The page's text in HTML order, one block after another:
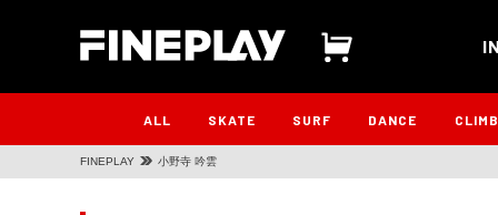
ALL SKATE SURF DANCE CLIMB
FINEPLAY 小野寺 吟雲